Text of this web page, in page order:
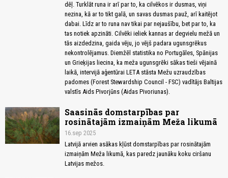
dēļ. Turklāt runa ir arī par to, ka cilvēkos ir dusmas, viņi
nezina, kā ar to tikt galā, un savas dusmas pauž, arī kaitējot
dabai. Līdz ar to runa nav tikai par nejaušību, bet par to, ka
tas notiek apzināti. Cilvēki ieliek kannas ar degvielu mežā un
tās aizdedzina, gaida vēju, jo vējš padara ugunsgrēkus
nekontrolējamus. Diemžēl statistika no Portugāles, Spānijas
un Grieķijas liecina, ka meža ugunsgrēki sākas tieši vējainā
laikā, intervijā aģentūrai LETA stāsta Mežu uzraudzības
padomes (Forest Stewardship Council - FSC) vadītājs Baltijas
valstīs Aids Pivorjūns (Aidas Pivoriunas).
Saasinās domstarpības par
rosinātajām izmaiņām Meža likumā
16.sep 2025
Latvijā arvien asākas kļūst domstarpības par rosinātajām
izmaiņām Meža likumā, kas paredz jaunāku koku ciršanu
Latvijas mežos.